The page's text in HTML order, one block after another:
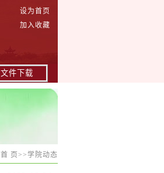
设为首页
加入收藏
文件下载
首 页>>学院动态